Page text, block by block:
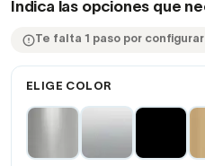
Indica las opciones que
Te falta 1 paso por configurar
ELIGE COLOR